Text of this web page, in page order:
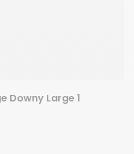
Downy Large 1